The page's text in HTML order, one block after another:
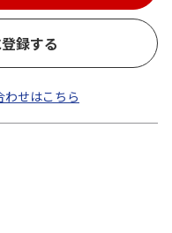
録する
せはこちら